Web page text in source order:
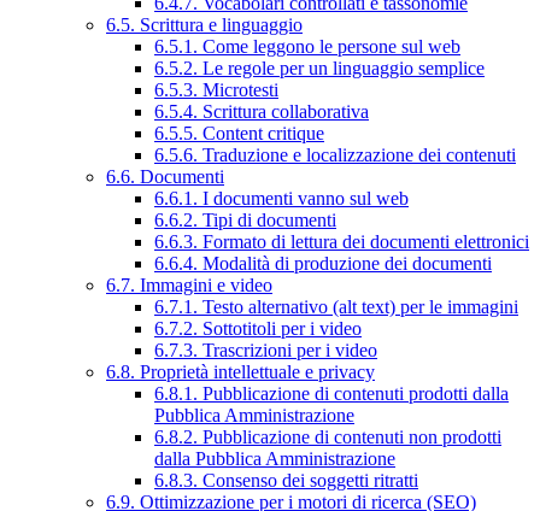
6.5. Scrittura e linguaggio
6.5.1. Come leggono le persone sul web
6.5.2. Le regole per un linguaggio semplice
6.5.3. Microtesti
6.5.4. Scrittura collaborativa
6.5.5. Content critique
6.5.6. Traduzione e localizzazione dei contenuti
6.6. Documenti
6.6.1. I documenti vanno sul web
6.6.2. Tipi di documenti
6.6.3. Formato di lettura dei documenti elettronici
6.6.4. Modalità di produzione dei documenti
6.7. Immagini e video
6.7.1. Testo alternativo (alt text) per le immagini
6.7.2. Sottotitoli per i video
6.7.3. Trascrizioni per i video
6.8. Proprietà intellettuale e privacy
6.8.1. Pubblicazione di contenuti prodotti dalla
Pubblica Amministrazione
6.8.2. Pubblicazione di contenuti non prodotti
dalla Pubblica Amministrazione
6.8.3. Consenso dei soggetti ritratti
6.9. Ottimizzazione per i motori di ricerca (SEO)